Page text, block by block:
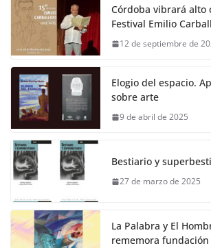
Córdoba vibrará alto
Festival Emilio
12 de septiembre de
Elogio del espacio.
sobre arte
9 de abril de 2025
Bestiario y
27 de marzo de 2025
La Palabra y El
rememora fundación